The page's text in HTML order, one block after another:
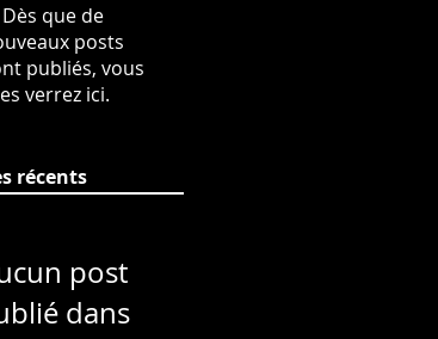
Dès que de
posts
publiés, vous
verrez ici.
récents
post
dans